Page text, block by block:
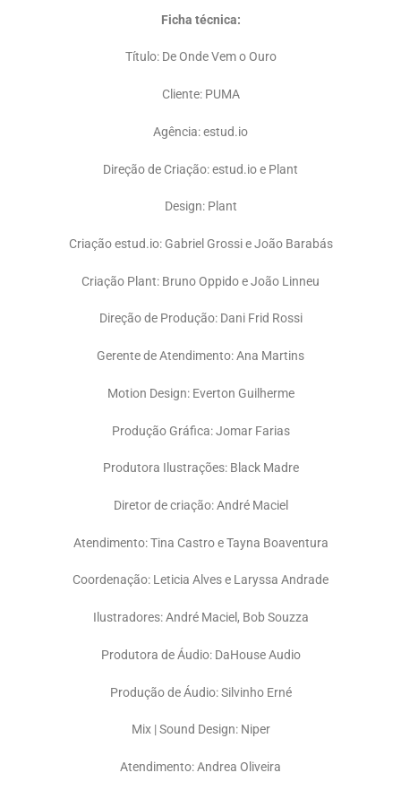
Ficha técnica:
Título: De Onde Vem o Ouro
Cliente: PUMA
Agência: estud.io
Direção de Criação: estud.io e Plant
Design: Plant
Criação estud.io: Gabriel Grossi e João Barabás
Criação Plant: Bruno Oppido e João Linneu
Direção de Produção: Dani Frid Rossi
Gerente de Atendimento: Ana Martins
Motion Design: Everton Guilherme
Produção Gráfica: Jomar Farias
Produtora Ilustrações: Black Madre
Diretor de criação: André Maciel
Atendimento: Tina Castro e Tayna Boaventura
Coordenação: Leticia Alves e Laryssa Andrade
Ilustradores: André Maciel, Bob Souzza
Produtora de Áudio: DaHouse Audio
Produção de Áudio: Silvinho Erné
Mix | Sound Design: Niper
Atendimento: Andrea Oliveira